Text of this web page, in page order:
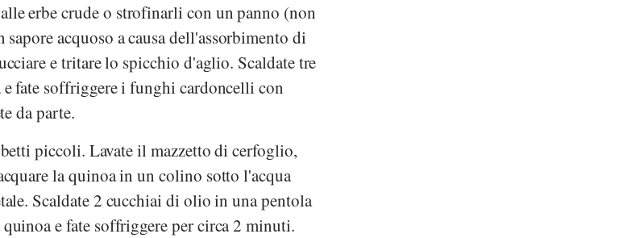
erbe crude o strofinarli con un panno (non
acquoso a causa dell'assorbimento di
e tritare lo spicchio d'aglio. Scaldate tre
fate soffriggere i funghi cardoncelli con
da parte.
piccoli. Lavate il mazzetto di cerfoglio,
la quinoa in un colino sotto l'acqua
Scaldate 2 cucchiai di olio in una pentola
e fate soffriggere per circa 2 minuti.